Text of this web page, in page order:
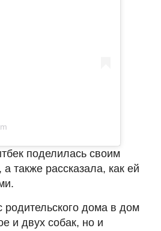
поделилась своим
также рассказала, как ей
родительского дома в дом
и двух собак, но и